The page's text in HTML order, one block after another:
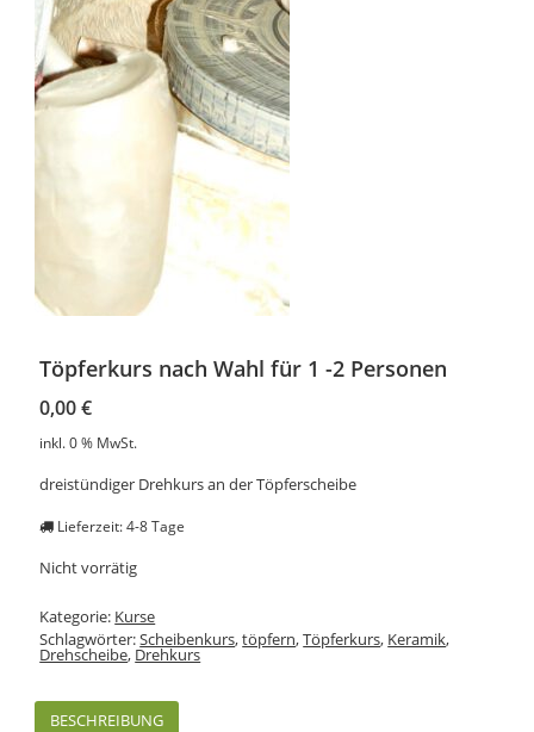
Töpferkurs nach Wahl für 1 -2 Personen
0,00€
inkl. 0 % MwSt.
dreistündiger Drehkurs an der Töpferscheibe
Lieferzeit: 4-8 Tage
Nicht vorrätig
Kategorie: Kurse
Schlagwörter:Scheibenkurs,töpfern,Töpferkurs, Keramik,
Drehscheibe, Drehkurs
BESCHREIBUNG